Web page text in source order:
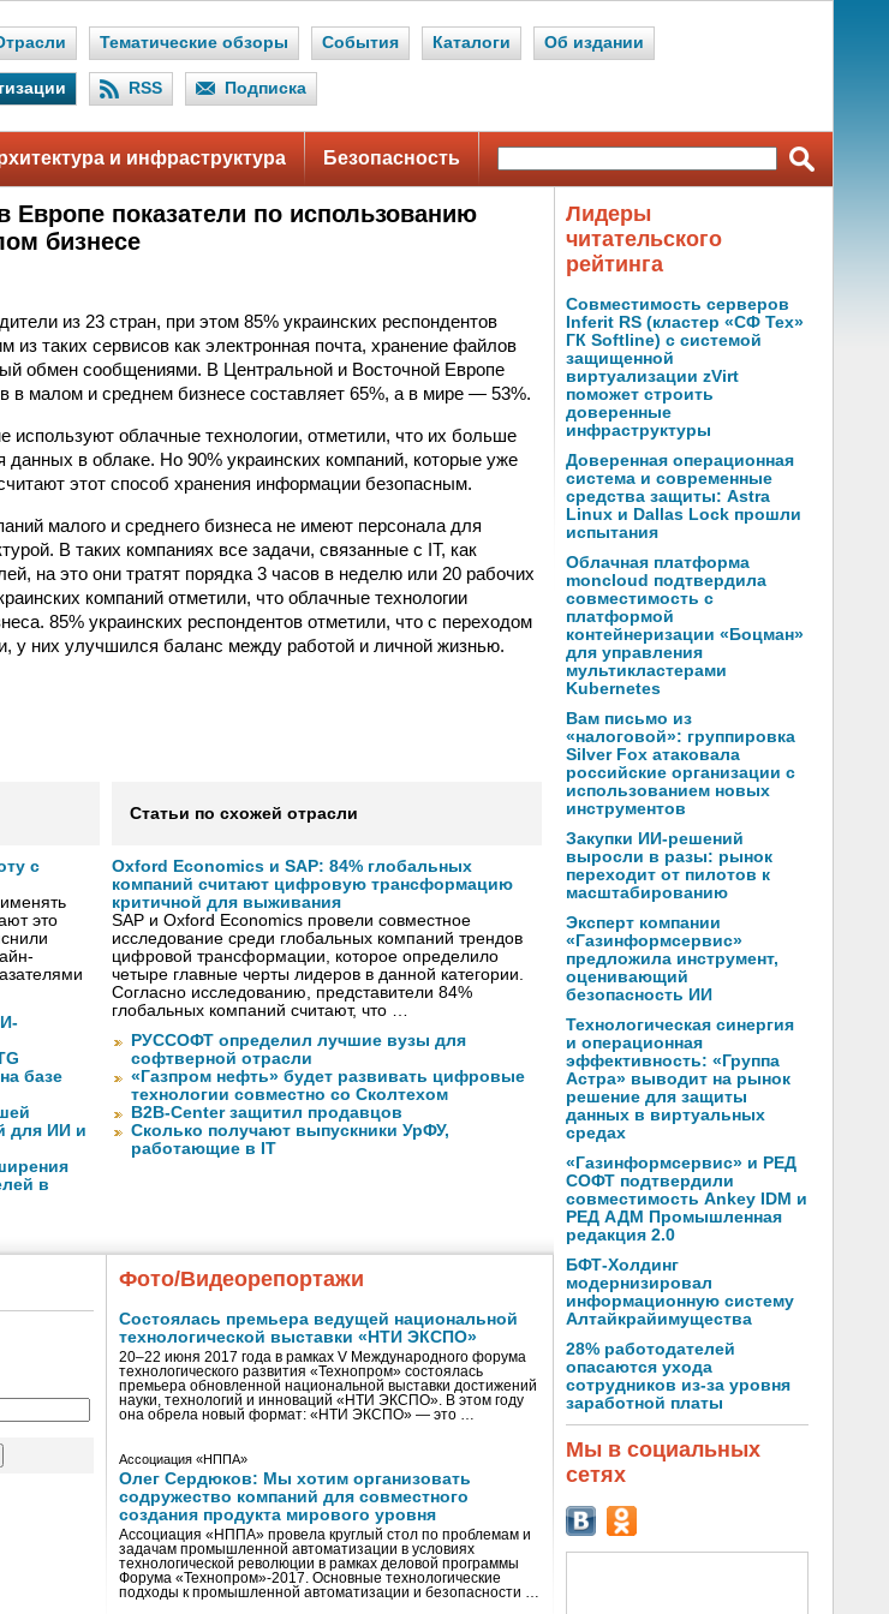
Тематические обзоры События Каталоги Об издании
RSS Подписка
и инфраструктура Безопасность
показатели по использованию
бизнесе
из 23 стран, при этом 85% украинских респондентов
из таких сервисов как электронная почта, хранение файлов
обмен сообщениями. В Центральной и Восточной Европе
в малом и среднем бизнесе составляет 65%, а в мире — 53%.
используют облачные технологии, отметили, что их больше
данных в облаке. Но 90% украинских компаний, которые уже
этот способ хранения информации безопасным.
малого и среднего бизнеса не имеют персонала для
В таких компаниях все задачи, связанные с IT, как
на это они тратят порядка 3 часов в неделю или 20 рабочих
компаний отметили, что облачные технологии
85% украинских респондентов отметили, что с переходом
у них улучшился баланс между работой и личной жизнью.
с
это
базе
для ИИ и
в
Статьи по схожей отрасли
Oxford Economics и SAP: 84% глобальных
компаний считают цифровую трансформацию
критичной для выживания
SAP и Oxford Economics провели совместное
исследование среди глобальных компаний трендов
цифровой трансформации, которое определило
четыре главные черты лидеров в данной категории.
Согласно исследованию, представители 84%
глобальных компаний считают, что …
РУССОФТ определил лучшие вузы для
софтверной отрасли
«Газпром нефть» будет развивать цифровые
технологии совместно со Сколтехом
B2B-Center защитил продавцов
Сколько получают выпускники УрФУ,
работающие в IT
Фото/Видеорепортажи
Состоялась премьера ведущей национальной
технологической выставки «НТИ ЭКСПО»
20–22 июня 2017 года в рамках V Международного форума
технологического развития «Технопром» состоялась
премьера обновленной национальной выставки достижений
науки, технологий и инноваций «НТИ ЭКСПО». В этом году
она обрела новый формат: «НТИ ЭКСПО» — это …
Ассоциация «НППА»
Олег Сердюков: Мы хотим организовать
содружество компаний для совместного
создания продукта мирового уровня
Ассоциация «НППА» провела круглый стол по проблемам и
задачам промышленной автоматизации в условиях
технологической революции в рамках деловой программы
Форума «Технопром»-2017. Основные технологические
подходы к промышленной автоматизации и безопасности …
Лидеры
читательского
рейтинга
Совместимость серверов
Inferit RS (кластер «СФ Тех»
ГК Softline) с системой
защищенной
виртуализации zVirt
поможет строить
доверенные
инфраструктуры
Доверенная операционная
система и современные
средства защиты: Astra
Linux и Dallas Lock прошли
испытания
Облачная платформа
moncloud подтвердила
совместимость с
платформой
контейнеризации «Боцман»
для управления
мультикластерами
Kubernetes
Вам письмо из
«налоговой»: группировка
Silver Fox атаковала
российские организации с
использованием новых
инструментов
Закупки ИИ-решений
выросли в разы: рынок
переходит от пилотов к
масштабированию
Эксперт компании
«Газинформсервис»
предложила инструмент,
оценивающий
безопасность ИИ
Технологическая синергия
и операционная
эффективность: «Группа
Астра» выводит на рынок
решение для защиты
данных в виртуальных
средах
«Газинформсервис» и РЕД
СОФТ подтвердили
совместимость Ankey IDM и
РЕД АДМ Промышленная
редакция 2.0
БФТ-Холдинг
модернизировал
информационную систему
Алтайкрайимущества
28% работодателей
опасаются ухода
сотрудников из-за уровня
заработной платы
Мы в социальных
сетях